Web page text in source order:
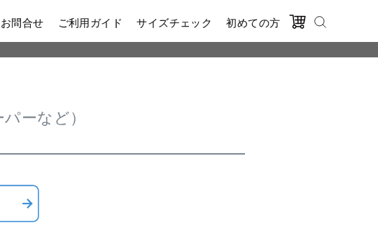
お問合せ ご利用ガイド サイズチェック 初めての方
ーなど）